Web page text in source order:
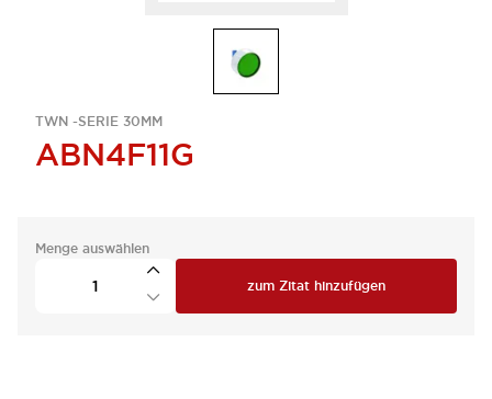
TWN -SERIE 30MM
ABN4F11G
Menge auswählen
zum Zitat hinzufügen